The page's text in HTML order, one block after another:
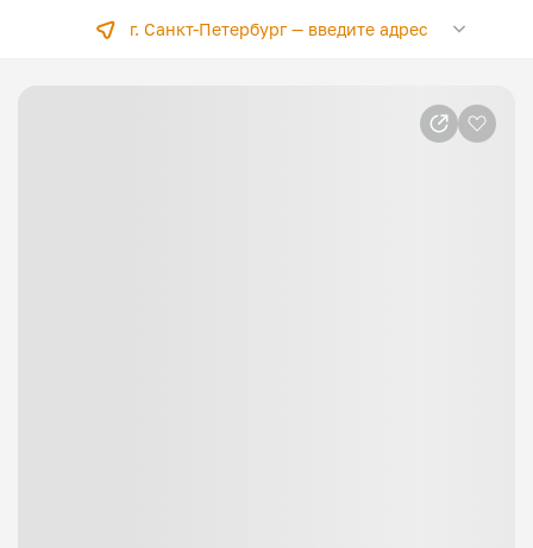
г. Санкт-Петербург —введите адрес